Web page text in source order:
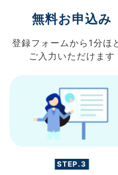
無料お申込み
登録フォームから 1分ほ
ご入力 いただけます
STEP.3